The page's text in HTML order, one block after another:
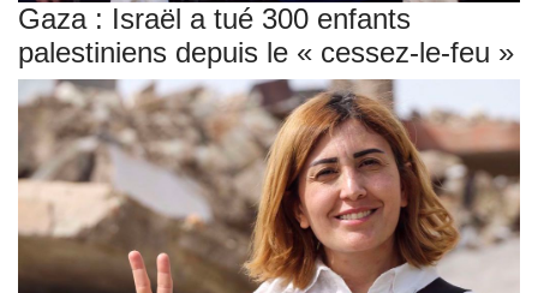
Gaza : Israël a tué 300 enfants
palestiniens depuis le « cessez-le-feu »